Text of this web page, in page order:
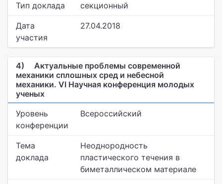
Тип доклада секционный
Дата
участия
27.04.2018
4)
Актуальные проблемы современной
механики сплошных сред и небесной
механики. VI Научная конференция молодых
ученых
Уровень
конференции
Всероссийский
Тема
доклада
Неоднородность
пластического течения в
биметаллическом материале